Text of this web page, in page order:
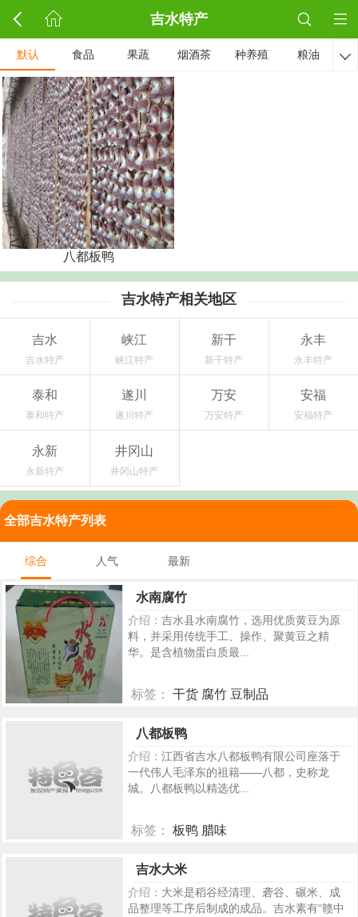
吉水特产
默认 食品 果蔬 烟酒茶 种养殖 粮油 
八都板鸭
吉水特产相关地区
吉水
吉水特产
峡江
峡江特产
新干
新干特产
永丰
永丰特产
泰和
泰和特产
遂川
遂川特产
万安
万安特产
安福
安福特产
永新
永新特产
井冈山
井冈山特产
全部吉水特产列表
综合 人气 最新
水南腐竹
介绍： 吉水县水南腐竹，选用优质黄豆为原
料，并采用传统手工、操作、聚黄豆之精
华。是含植物蛋白质最...
标签： 干货 腐竹 豆制品
八都板鸭
介绍： 江西省吉水八都板鸭有限公司座落于
一代伟人毛泽东的祖籍——八都，史称龙
城。八都板鸭以精选优...
标签： 板鸭 腊味
吉水大米
介绍： 大米是稻谷经清理、砻谷、碾米、成
品整理等工序后制成的成品。吉水素有“赣中